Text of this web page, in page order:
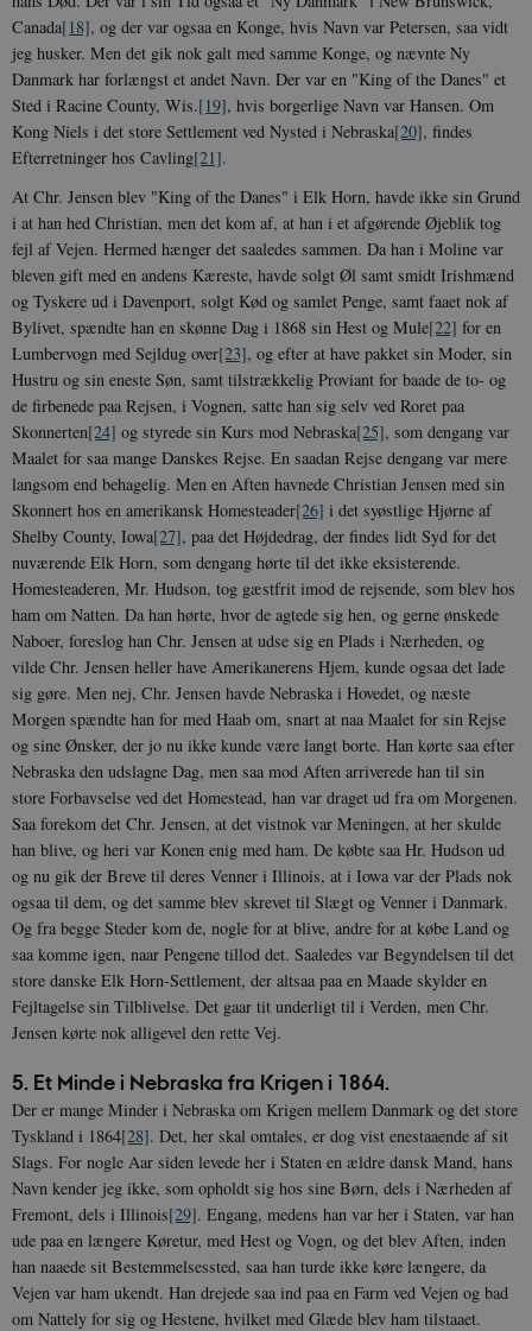
Canada[18], og der var ogsaa en Konge, hvis Navn var Petersen, saa vidt
jeg husker. Men det gik nok galt med samme Konge, og nævnte Ny
Danmark har forlængst et andet Navn. Der var en "King of the Danes" et
Sted i Racine County, Wis.[19], hvis borgerlige Navn var Hansen. Om
Kong Niels i det store Settlement ved Nysted i Nebraska[20], findes
Efterretninger hos Cavling[21].
At Chr. Jensen blev "King of the Danes" i Elk Horn, havde ikke sin Grund
i at han hed Christian, men det kom af, at han i et afgørende Øjeblik tog
fejl af Vejen. Hermed hænger det saaledes sammen. Da han i Moline var
bleven gift med en andens Kæreste, havde solgt Øl samt smidt Irishmænd
og Tyskere ud i Davenport, solgt Kød og samlet Penge, samt faaet nok af
Bylivet, spændte han en skønne Dag i 1868 sin Hest og Mule[22] for en
Lumbervogn med Sejldug over[23], og efter at have pakket sin Moder, sin
Hustru og sin eneste Søn, samt tilstrækkelig Proviant for baade de to- og
de firbenede paa Rejsen, i Vognen, satte han sig selv ved Roret paa
Skonnerten[24] og styrede sin Kurs mod Nebraska[25], som dengang var
Maalet for saa mange Danskes Rejse. En saadan Rejse dengang var mere
langsom end behagelig. Men en Aften havnede Christian Jensen med sin
Skonnert hos en amerikansk Homesteader[26] i det syøstlige Hjørne af
Shelby County, Iowa[27], paa det Højdedrag, der findes lidt Syd for det
nuværende Elk Horn, som dengang hørte til det ikke eksisterende.
Homesteaderen, Mr. Hudson, tog gæstfrit imod de rejsende, som blev hos
ham om Natten. Da han hørte, hvor de agtede sig hen, og gerne ønskede
Naboer, foreslog han Chr. Jensen at udse sig en Plads i Nærheden, og
vilde Chr. Jensen heller have Amerikanerens Hjem, kunde ogsaa det lade
sig gøre. Men nej, Chr. Jensen havde Nebraska i Hovedet, og næste
Morgen spændte han for med Haab om, snart at naa Maalet for sin Rejse
og sine Ønsker, der jo nu ikke kunde være langt borte. Han kørte saa efter
Nebraska den udslagne Dag, men saa mod Aften arriverede han til sin
store Forbavselse ved det Homestead, han var draget ud fra om Morgenen.
Saa forekom det Chr. Jensen, at det vistnok var Meningen, at her skulde
han blive, og heri var Konen enig med ham. De købte saa Hr. Hudson ud
og nu gik der Breve til deres Venner i Illinois, at i Iowa var der Plads nok
ogsaa til dem, og det samme blev skrevet til Slægt og Venner i Danmark.
Og fra begge Steder kom de, nogle for at blive, andre for at købe Land og
saa komme igen, naar Pengene tillod det. Saaledes var Begyndelsen til det
store danske Elk Horn-Settlement, der altsaa paa en Maade skylder en
Fejltagelse sin Tilblivelse. Det gaar tit underligt til i Verden, men Chr.
Jensen kørte nok alligevel den rette Vej.
5. Et Minde i Nebraska fra Krigen i 1864.
Der er mange Minder i Nebraska om Krigen mellem Danmark og det store
Tyskland i 1864[28]. Det, her skal omtales, er dog vist enestaaende af sit
Slags. For nogle Aar siden levede her i Staten en ældre dansk Mand, hans
Navn kender jeg ikke, som opholdt sig hos sine Børn, dels i Nærheden af
Fremont, dels i Illinois[29]. Engang, medens han var her i Staten, var han
ude paa en længere Køretur, med Hest og Vogn, og det blev Aften, inden
han naaede sit Bestemmelsessted, saa han turde ikke køre længere, da
Vejen var ham ukendt. Han drejede saa ind paa en Farm ved Vejen og bad
om Nattely for sig og Hestene, hvilket med Glæde blev ham tilstaaet.